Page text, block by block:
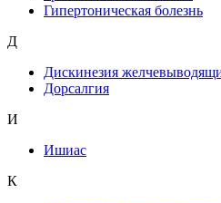
Гипертоническая болезнь
Д
Дискинезия
Дорсалгия
И
Ишиас
К